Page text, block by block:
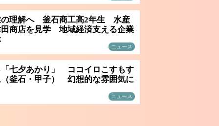
の理解へ 釜石商工高2年生 水産
田商店を見学 地域経済支える企業
ニュース
七夕あかり」 ココイロこすもす
（釜石・甲子） 幻想的な雰囲気に
ニュース